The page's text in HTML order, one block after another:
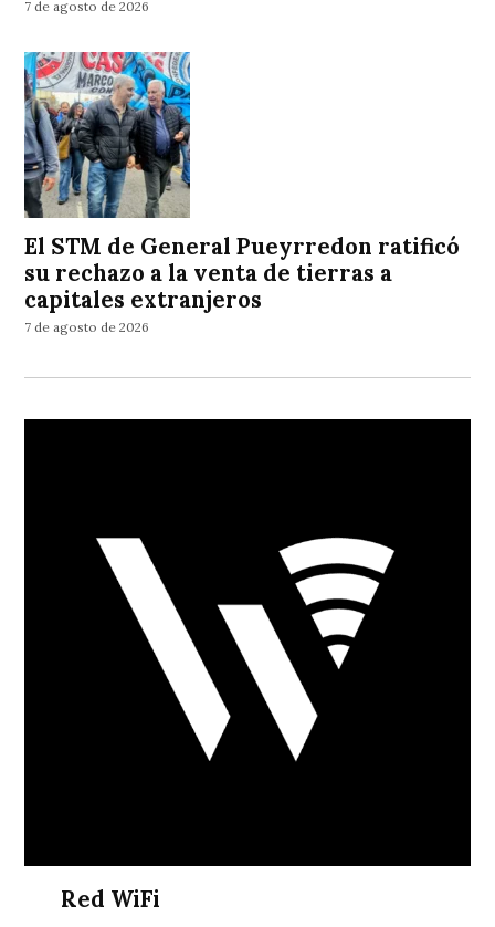
7 de agosto de 2026
El STM de General Pueyrredon ratificó
su rechazo a la venta de tierras a
capitales extranjeros
7 de agosto de 2026
Red WiFi